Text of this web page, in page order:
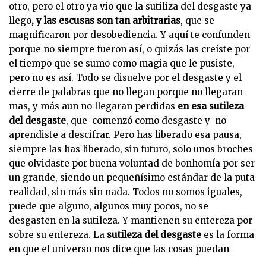
otro, pero el otro ya vio que la sutiliza del desgaste ya
llego, y las escusas son tan arbitrarias, que se
magnificaron por desobediencia. Y aquí te confunden
porque no siempre fueron así, o quizás las creíste por
el tiempo que se sumo como magia que le pusiste,
pero no es así. Todo se disuelve por el desgaste y el
cierre de palabras que no llegan porque no llegaran
mas, y más aun no llegaran perdidas en esa sutileza
del desgaste, que comenzó como desgaste y no
aprendiste a descifrar. Pero has liberado esa pausa,
siempre las has liberado, sin futuro, solo unos broches
que olvidaste por buena voluntad de bonhomía por ser
un grande, siendo un pequeñísimo estándar de la puta
realidad, sin más sin nada. Todos no somos iguales,
puede que alguno, algunos muy pocos, no se
desgasten en la sutileza. Y mantienen su entereza por
sobre su entereza. La sutileza del desgaste es la forma
en que el universo nos dice que las cosas puedan